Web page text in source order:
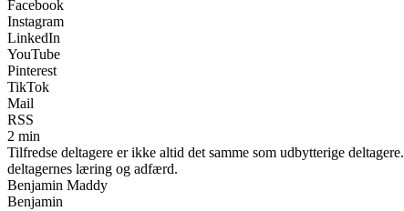
Facebook
Instagram
LinkedIn
YouTube
Pinterest
TikTok
Mail
RSS
2 min
Tilfredse deltagere er ikke altid det samme som udbytterige
deltagernes læring og adfærd.
Benjamin Maddy
Benjamin